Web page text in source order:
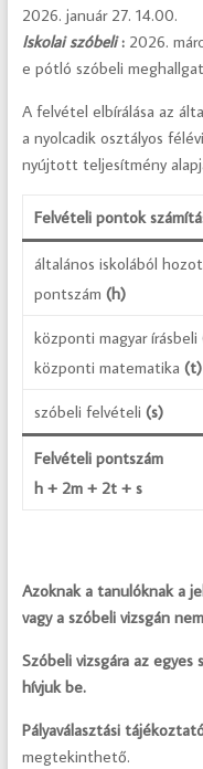
2026. január 27. 14.00.
Iskolai szóbeli:2026.
e pótló szóbeli
A felvétel elbírálása az
a nyolcadik osztályos
nyújtott teljesítmény
Felvételi pontok
általános iskolából
pontszám (h)
központi magyar írásbeli
központi matematika (t)
szóbeli felvételi (s)
Felvételi pontszám
h + 2m + 2t + s
Azoknak a tanulóknak a
vagy a szóbeli vizsgán
Szóbeli vizsgára az
hívjuk be.
Pályaválasztási
megtekinthető.